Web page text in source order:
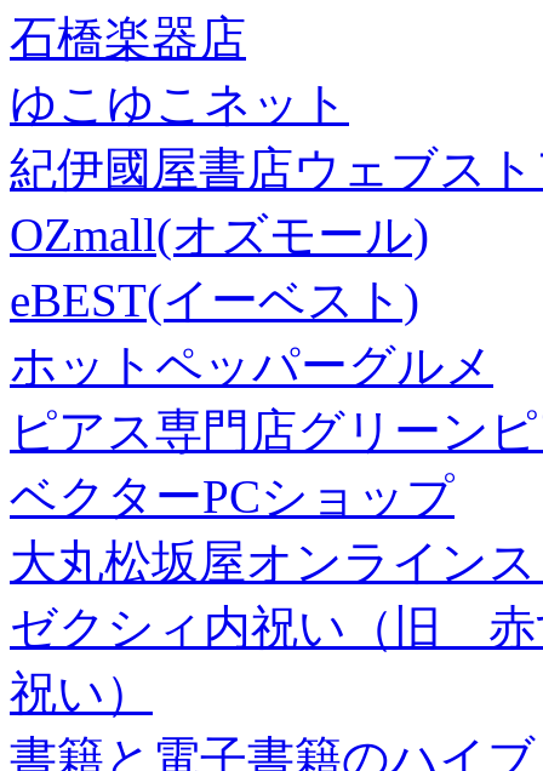
石橋楽器店
ゆこゆこネット
紀伊國屋書店ウェブス
OZmall(オズモール)
eBEST(イーベスト)
ホットペッパーグルメ
ピアス専門店グリーン
ベクターPCショップ
大丸松坂屋オンライン
ゼクシィ内祝い（旧 赤
祝い）
書籍と電子書籍のハイ